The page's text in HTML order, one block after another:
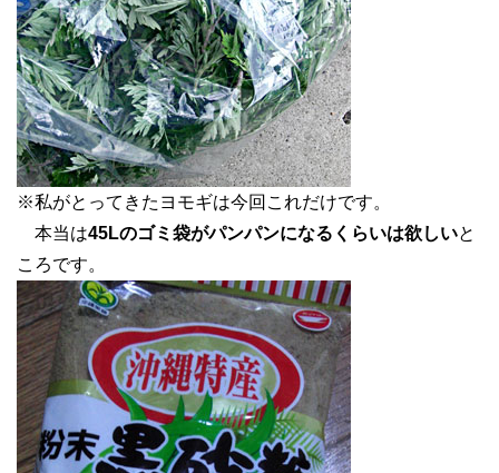
※私がとってきたヨモギは今回これだけです。
本当は45Lのゴミ袋がパンパンになるくらいは欲しいと
ころです。